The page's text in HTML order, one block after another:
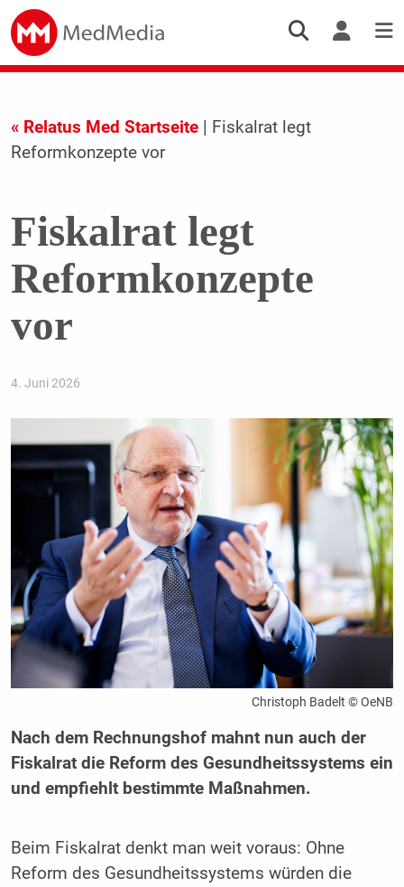
« Relatus Med Startseite| Fiskalrat legt
Reformkonzepte vor
Fiskalrat legt
Reformkonzepte
vor
4. Juni 2026
Christoph Badelt © OeNB
Nach dem Rechnungshof mahnt nun auch der
Fiskalrat die Reform des Gesundheitssystems ein
und empfiehlt bestimmte Maßnahmen.
Beim Fiskalrat denkt man weit voraus: Ohne
Reform des Gesundheitssystems würden die